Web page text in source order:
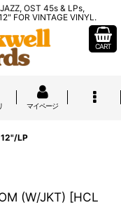
OST 45s & LPs,
FOR VINTAGE VINYL.
CART
マイページ
12"/LP
(W/JKT) [HCL